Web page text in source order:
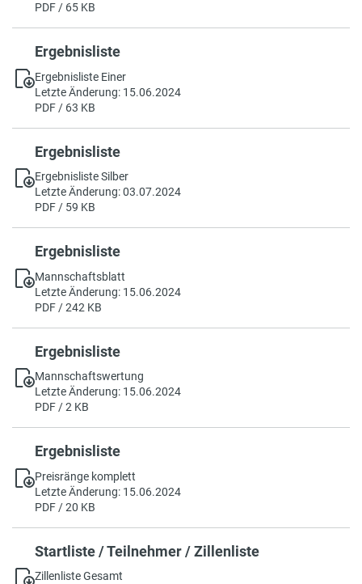
PDF / 65 KB
Ergebnisliste
Ergebnisliste Einer
Letzte Änderung: 15.06.2024
PDF / 63 KB
Ergebnisliste
Ergebnisliste Silber
Letzte Änderung: 03.07.2024
PDF / 59 KB
Ergebnisliste
Mannschaftsblatt
Letzte Änderung: 15.06.2024
PDF / 242 KB
Ergebnisliste
Mannschaftswertung
Letzte Änderung: 15.06.2024
PDF / 2 KB
Ergebnisliste
Preisränge komplett
Letzte Änderung: 15.06.2024
PDF / 20 KB
Startliste / Teilnehmer / Zillenliste
Zillenliste Gesamt